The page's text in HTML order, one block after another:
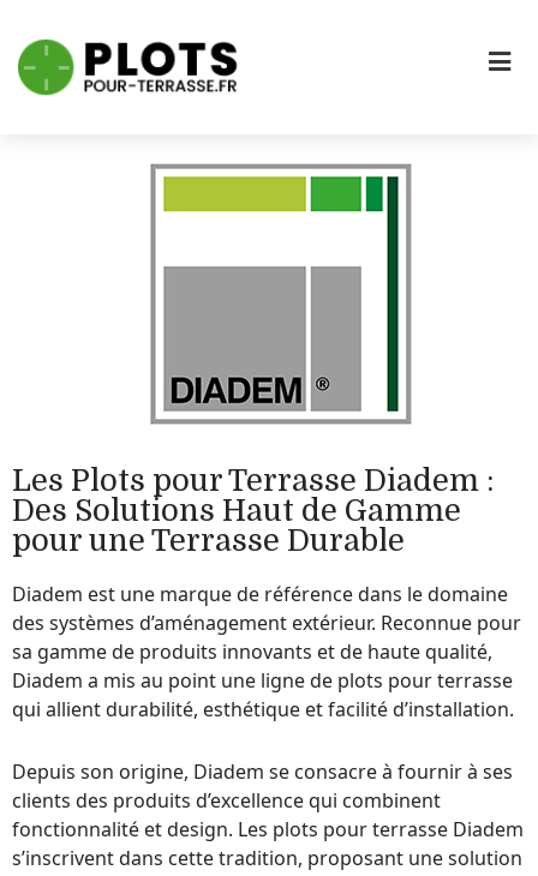
Les Plots pour Terrasse Diadem :
Des Solutions Haut de Gamme
pour une Terrasse Durable
Diadem est une marque de référence dans le domaine
des systèmes d’aménagement extérieur. Reconnue pour
sa gamme de produits innovants et de haute qualité,
Diadem a mis au point une ligne de plots pour terrasse
qui allient durabilité, esthétique et facilité d’installation.
Depuis son origine, Diadem se consacre à fournir à ses
clients des produits d’excellence qui combinent
fonctionnalité et design. Les plots pour terrasse Diadem
s’inscrivent dans cette tradition, proposant une solution